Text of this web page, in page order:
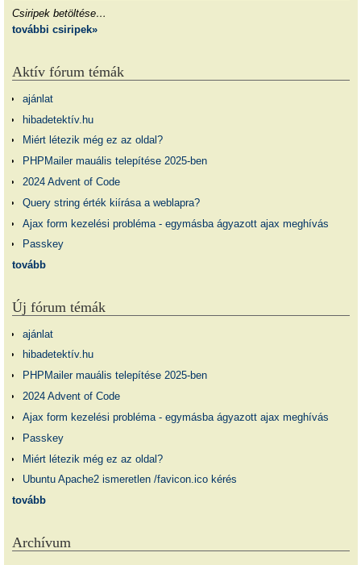
Csiripek betöltése…
további csiripek»
Aktív fórum témák
ajánlat
hibadetektív.hu
Miért létezik még ez az oldal?
PHPMailer mauális telepítése 2025-ben
2024 Advent of Code
Query string érték kiírása a weblapra?
Ajax form kezelési probléma - egymásba ágyazott ajax meghívás
Passkey
tovább
Új fórum témák
ajánlat
hibadetektív.hu
PHPMailer mauális telepítése 2025-ben
2024 Advent of Code
Ajax form kezelési probléma - egymásba ágyazott ajax meghívás
Passkey
Miért létezik még ez az oldal?
Ubuntu Apache2 ismeretlen /favicon.ico kérés
tovább
Archívum